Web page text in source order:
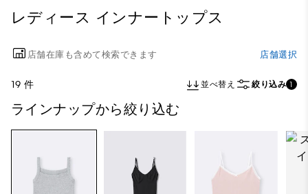
レディース インナートップス
店舗在庫も含めて検索できます 店舗選択
19 件 並べ替え 絞り込み 1
ラインナップから絞り込む